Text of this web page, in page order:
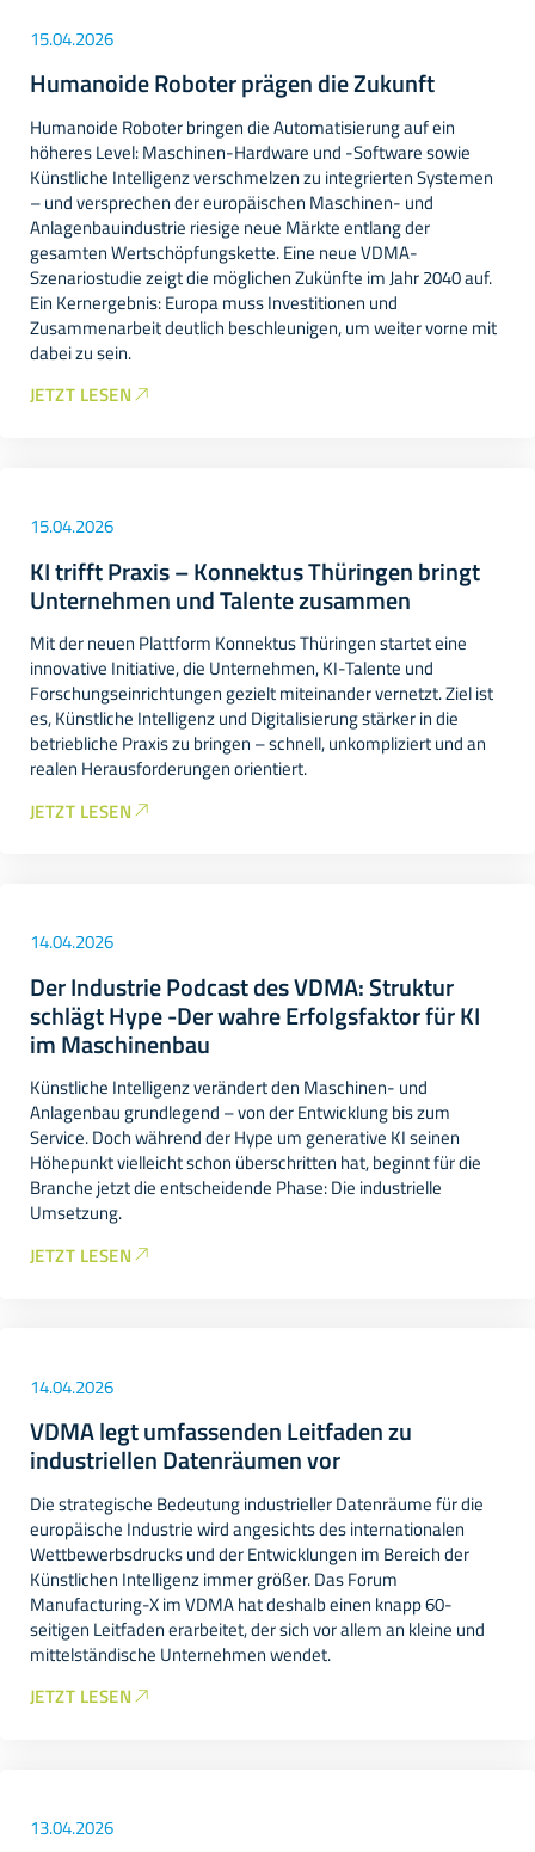
15.04.2026
Humanoide Roboter prägen die Zukunft
Humanoide Roboter bringen die Automatisierung auf ein
höheres Level: Maschinen-Hardware und -Software sowie
Künstliche Intelligenz verschmelzen zu integrierten Systemen
– und versprechen der europäischen Maschinen- und
Anlagenbauindustrie riesige neue Märkte entlang der
gesamten Wertschöpfungskette. Eine neue VDMA-
Szenariostudie zeigt die möglichen Zukünfte im Jahr 2040 auf.
Ein Kernergebnis: Europa muss Investitionen und
Zusammenarbeit deutlich beschleunigen, um weiter vorne mit
dabei zu sein.
JETZT LESEN
15.04.2026
KI trifft Praxis – Konnektus Thüringen bringt
Unternehmen und Talente zusammen
Mit der neuen Plattform Konnektus Thüringen startet eine
innovative Initiative, die Unternehmen, KI-Talente und
Forschungseinrichtungen gezielt miteinander vernetzt. Ziel ist
es, Künstliche Intelligenz und Digitalisierung stärker in die
betriebliche Praxis zu bringen – schnell, unkompliziert und an
realen Herausforderungen orientiert.
JETZT LESEN
14.04.2026
Der Industrie Podcast des VDMA: Struktur
schlägt Hype -Der wahre Erfolgsfaktor für KI
im Maschinenbau
Künstliche Intelligenz verändert den Maschinen- und
Anlagenbau grundlegend – von der Entwicklung bis zum
Service. Doch während der Hype um generative KI seinen
Höhepunkt vielleicht schon überschritten hat, beginnt für die
Branche jetzt die entscheidende Phase: Die industrielle
Umsetzung.
JETZT LESEN
14.04.2026
VDMA legt umfassenden Leitfaden zu
industriellen Datenräumen vor
Die strategische Bedeutung industrieller Datenräume für die
europäische Industrie wird angesichts des internationalen
Wettbewerbsdrucks und der Entwicklungen im Bereich der
Künstlichen Intelligenz immer größer. Das Forum
Manufacturing-X im VDMA hat deshalb einen knapp 60-
seitigen Leitfaden erarbeitet, der sich vor allem an kleine und
mittelständische Unternehmen wendet.
JETZT LESEN
13.04.2026